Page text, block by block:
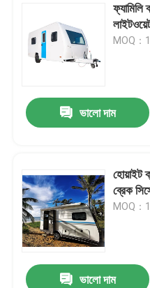
ফ্যামিলি
MOQ：1
ভালো দাম
হোয়াইট
ব্রেক
MOQ：1
ভালো দাম